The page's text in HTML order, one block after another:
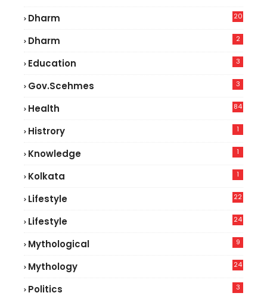
Dharm 20
Dharm 2
Education 3
Gov.scehmes 3
Health
84
Histrory 1
Knowledge 1
Kolkata 1
Lifestyle
22
Lifestyle
24
Mythological 9
Mythology 24
Politics 3